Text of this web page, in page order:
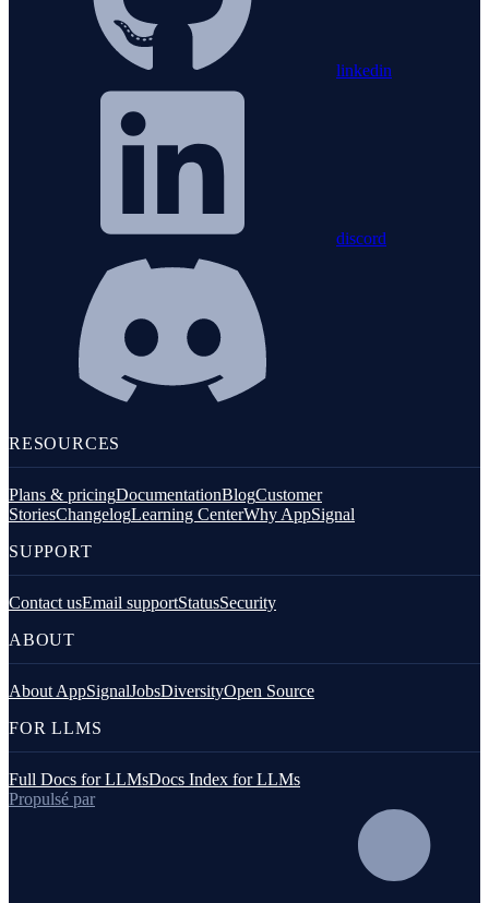
linkedin
discord
RESOURCES
Plans & pricingDocumentationBlogCustomer
StoriesChangelogLearning CenterWhy AppSignal
SUPPORT
Contact usEmail supportStatusSecurity
ABOUT
About AppSignalJobsDiversityOpen Source
FOR LLMS
Full Docs for LLMsDocs Index for LLMs
Propulsé par